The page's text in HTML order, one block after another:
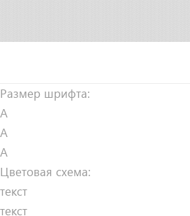
Размер шрифта:
A
A
A
Цветовая схема:
текст
текст